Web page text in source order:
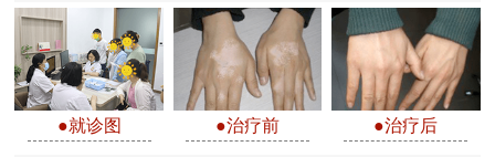
●就诊图 ●治疗前 ●治疗后